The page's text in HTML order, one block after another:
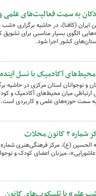
به سمت فعالیت‌های علمی و
(کافنا)، در حاشیه برگزاری «شب
الگوی بسیار مناسبی برای
کشور اجرا شود.
محیط‌های آکادمیک با نسل
نوجوانان استان مرکزی در حاشیه
پل ارتباطی میان محیط‌های آکادمیک
سمت حوزه‌های علمی و کاربردی است.
محلات
میزبان اعضای کودک و